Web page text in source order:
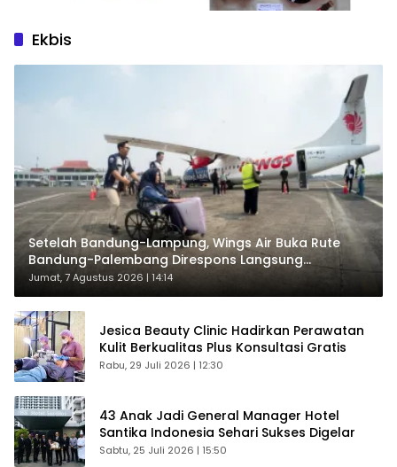
Ekbis
Setelah Bandung-Lampung, Wings Air Buka Rute
Bandung-Palembang Direspons Langsung
Penumpang
Jumat, 7 Agustus 2026 | 14:14
Jesica Beauty Clinic Hadirkan Perawatan
Kulit Berkualitas Plus Konsultasi Gratis
Rabu, 29 Juli 2026 | 12:30
43 Anak Jadi General Manager Hotel
Santika Indonesia Sehari Sukses Digelar
Sabtu, 25 Juli 2026 | 15:50